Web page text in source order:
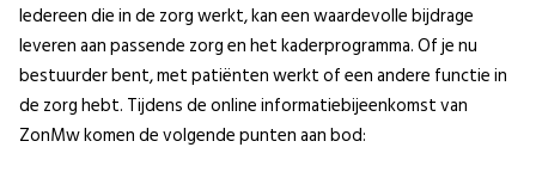
Iedereen die in de zorg werkt, kan een waardevolle bijdrage
leveren aan passende zorg en het kaderprogramma. Of je nu
bestuurder bent, met patiënten werkt of een andere functie in
de zorg hebt. Tijdens de online informatiebijeenkomst van
ZonMw komen de volgende punten aan bod: